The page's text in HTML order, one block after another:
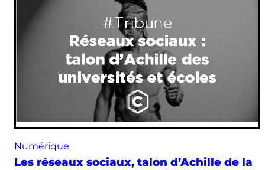
Numérique
Les réseaux sociaux, talon d’Achille de la